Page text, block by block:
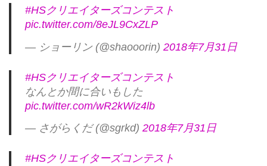
#HSクリエイターズコンテスト
pic.twitter.com/8eJL9CxZLP
— ショーリン (@shaooorin) 2018年7月31日
#HSクリエイターズコンテスト
なんとか間に合いもした
pic.twitter.com/wR2kWiz4lb
— さがらくだ (@sgrkd) 2018年7月31日
#HSクリエイターズコンテスト